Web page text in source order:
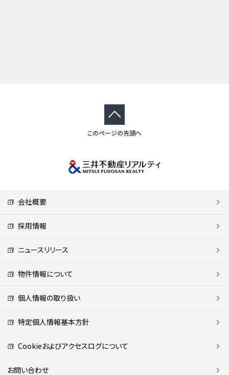
このページの先頭へ
会社概要
採用情報
ニュースリリース
物件情報について
個人情報の取り扱い
特定個人情報基本方針
Cookieおよびアクセスログについて
お問い合わせ